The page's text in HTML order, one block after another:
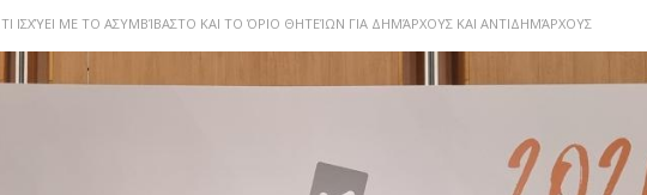
ΤΙ ΙΣΧΎΕΙ ΜΕ ΤΟ ΑΣΥΜΒΊΒΑΣΤΟ ΚΑΙ ΤΟ ΌΡΙΟ ΘΗΤΕΊΩΝ ΓΙΑ ΔΗΜΆΡΧΟΥΣ ΚΑΙ ΑΝΤΙΔΗΜΆΡΧΟΥΣ